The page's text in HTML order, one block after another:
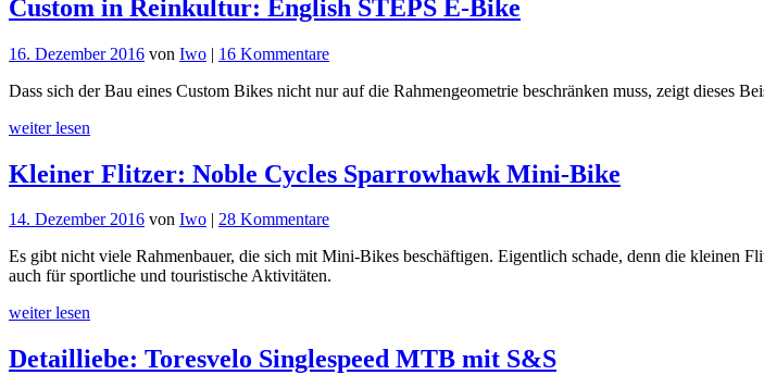
Custom in Reinkultur: English STEPS E-Bike
16. Dezember 2016 von Iwo | 16 Kommentarezu
in
E-
Bike
Dass sich der Bau eines Custom Bikes nicht nur auf die Rahmengeometrie beschränken muss, zeigt dieses
weiter lesen
Kleiner Flitzer: Noble Cycles Sparrowhawk Mini-Bike
14. Dezember 2016 von Iwo 28 Kommentarezu
Flitzer:
Noble
Bike
Es gibt nicht viele Rahmenbauer, die sich mit Mini-Bikes beschäftigen. Eigentlich schade, denn die kleinen
auch für sportliche und touristische Aktivitäten.
weiter lesen
Detailliebe: Toresvelo Singlespeed MTB mit S&S